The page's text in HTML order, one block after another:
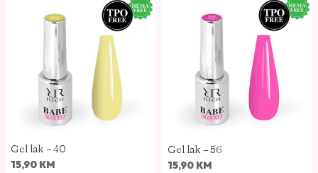
Gel lak – 40
15,90 KM
Gel lak – 56
15,90 KM